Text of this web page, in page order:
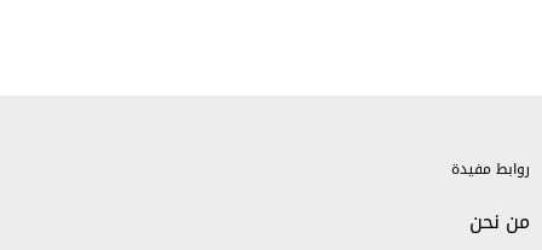
روابط مفيدة
من نحن